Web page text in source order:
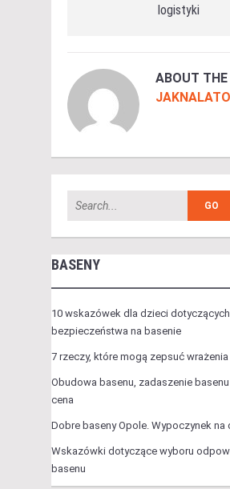
logistyki
ABOUT
BASENY
10 wskazówek dla dzieci dotyczących
bezpieczeństwa na basenie
7 rzeczy, które mogą zepsuć wrażenia
Obudowa basenu, zadaszenie
cena
Dobre baseny Opole. Wypoczynek na
Wskazówki dotyczące wyboru
basenu